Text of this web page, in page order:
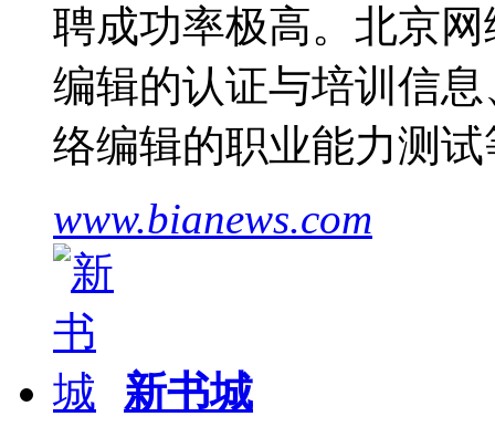
聘成功率极高。北京
编辑的认证与培训信
络编辑的职业能力测
www.bianews.com
新书城